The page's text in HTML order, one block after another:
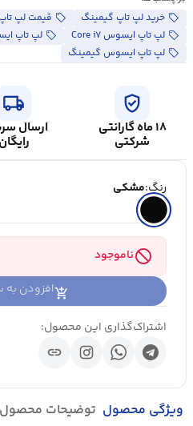
خرید لپ تاپ گیمینگ
قیمت لپ تاپ
لپ تاپ ایسوس Core i۷
لپ تاپ ایسوس
لپ تاپ ایسوس گیمینگ
verified_user
۱۸ ماه گارانتی
شرکتی
local_shipping
ارسال
رایگان
رنگ:مشکی
blockناموجود
افزودن به
اشتراک‌گذاری این محصول:
link
ویژگی محصول توضیحات محصول